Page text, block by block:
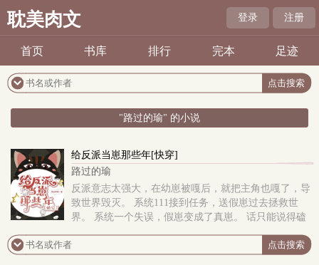
耽美肉文 登录 注册
首页 书库 排行 完本 足迹
"路过的瑜" 的小说
给反派当崽那些年[快穿]
路过的瑜
反派意志太强大，在幼崽被嘎后，就把主角也嘎了，导
致世界毁灭。 系统111接到任务，送假崽过去拯救世
界。 系统一个失误，假崽变成了真崽。 话只能说得磕